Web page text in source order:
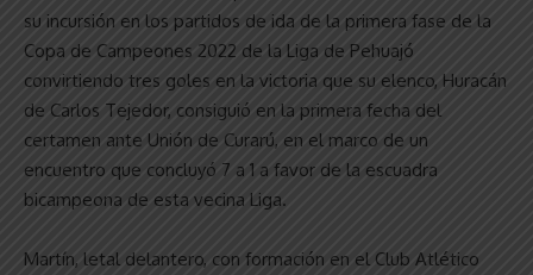
su incursión en los partidos de ida de la primera fase de la
Copa de Campeones 2022 de la Liga de Pehuajó
convirtiendo tres goles en la victoria que su elenco, Huracán
de Carlos Tejedor, consiguió en la primera fecha del
certamen ante Unión de Curarú, en el marco de un
encuentro que concluyó 7 a 1 a favor de la escuadra
bicampeona de esta vecina Liga.
Martín, letal delantero, con formación en el Club Atlético